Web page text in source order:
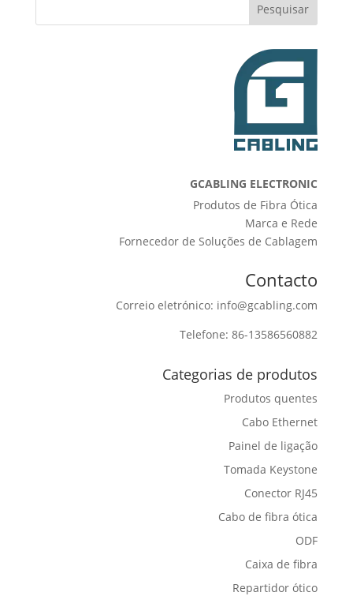
Pesquisar
GCABLING ELECTRONIC
Produtos de Fibra Ótica
Marca e Rede
Fornecedor de Soluções de Cablagem
Contacto
Correio eletrónico: info@gcabling.com
Telefone: 86-13586560882
Categorias de produtos
Produtos quentes
Cabo Ethernet
Painel de ligação
Tomada Keystone
Conector RJ45
Cabo de fibra ótica
ODF
Caixa de fibra
Repartidor ótico